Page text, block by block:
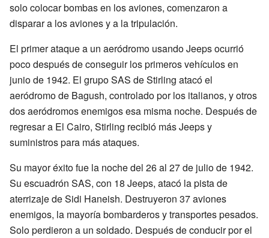
solo colocar bombas en los aviones, comenzaron a
disparar a los aviones y a la tripulación.
El primer ataque a un aeródromo usando Jeeps ocurrió
poco después de conseguir los primeros vehículos en
junio de 1942. El grupo SAS de Stirling atacó el
aeródromo de Bagush, controlado por los italianos, y otros
dos aeródromos enemigos esa misma noche. Después de
regresar a El Cairo, Stirling recibió más Jeeps y
suministros para más ataques.
Su mayor éxito fue la noche del 26 al 27 de julio de 1942.
Su escuadrón SAS, con 18 Jeeps, atacó la pista de
aterrizaje de Sidi Haneish. Destruyeron 37 aviones
enemigos, la mayoría bombarderos y transportes pesados.
Solo perdieron a un soldado. Después de conducir por el